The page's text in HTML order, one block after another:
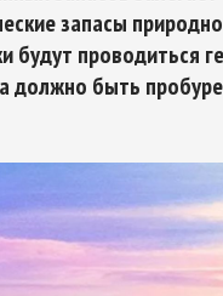
2023
запасы
будут проводиться
должно быть